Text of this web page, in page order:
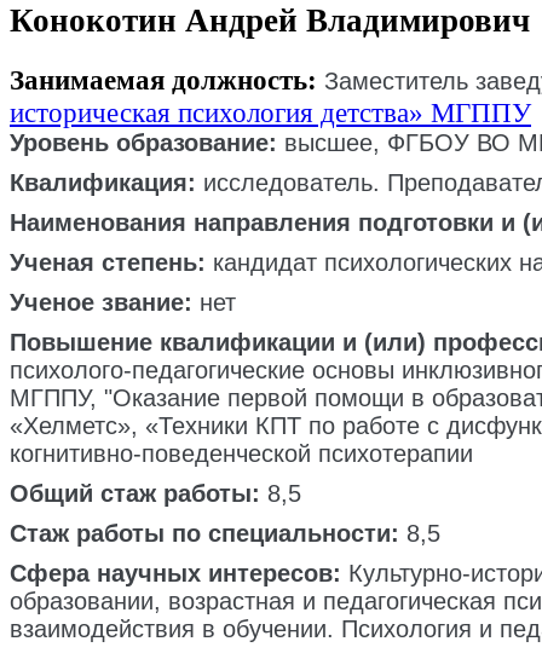
Конокотин Андрей Владимирович
Занимаемая должность: Заместитель
историческая психология детства» МГППУ
Уровень образование: высшее, ФГБОУ ВО
Квалификация: исследователь.
Наименования направления подготовки и
Ученая степень: кандидат психологических
Ученое звание: нет
Повышение квалификации и (или)
психолого-педагогические основы
МГППУ, "Оказание первой помощи в
«Хелметс», «Техники КПТ по работе с
когнитивно-поведенческой психотерапии
Общий стаж работы: 8,5
Стаж работы по специальности: 8,5
Сфера научных интересов: Культурно-
образовании, возрастная и педагогическая
взаимодействия в обучении. Психология и